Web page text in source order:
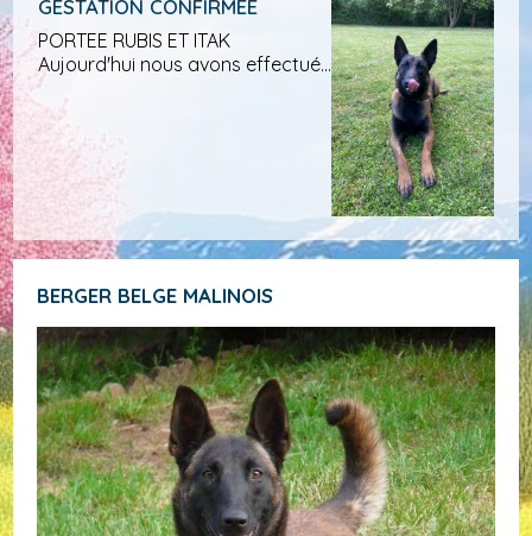
GESTATION CONFIRMEE
PORTEE RUBIS ET ITAK
Aujourd'hui nous avons effectué
une echographie: Rubis est bien
gestante. Nous attendons de ce
mariage des chiots trés toniques
et avec de grandes capacités à
BERGER BELGE MALINOIS